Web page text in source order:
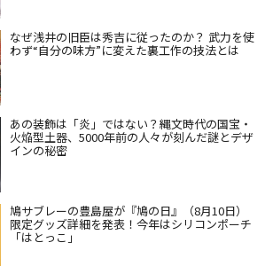
なぜ浅井の旧臣は秀吉に従ったのか？ 武力を使
わず“自分の味方”に変えた裏工作の技法とは
あの装飾は「炎」ではない？縄文時代の国宝・
火焔型土器、5000年前の人々が刻んだ謎とデザ
インの秘密
鳩サブレーの豊島屋が『鳩の日』（8月10日）
限定グッズ詳細を発表！今年はシリコンポーチ
「はとっこ」